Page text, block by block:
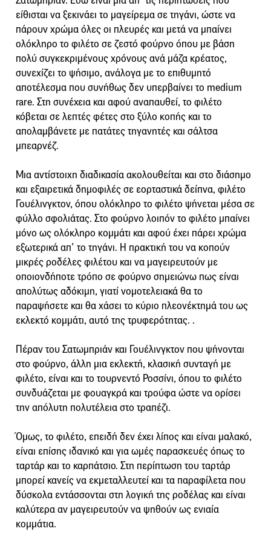
είθισται να ξεκινάει το μαγείρεμα σε τηγάνι, ώστε να
πάρουν χρώμα όλες οι πλευρές και μετά να μπαίνει
ολόκληρο το φιλέτο σε ζεστό φούρνο όπου με βάση
πολύ συγκεκριμένους χρόνους ανά μάζα κρέατος,
συνεχίζει το ψήσιμο, ανάλογα με το επιθυμητό
αποτέλεσμα που συνήθως δεν υπερβαίνει το medium
rare. Στη συνέχεια και αφού αναπαυθεί, το φιλέτο
κόβεται σε λεπτές φέτες στο ξύλο κοπής και το
απολαμβάνετε με πατάτες τηγανητές και σάλτσα
μπεαρνέζ.
Μια αντίστοιχη διαδικασία ακολουθείται και στο διάσημο
και εξαιρετικά δημοφιλές σε εορταστικά δείπνα, φιλέτο
Γουέλινγκτον, όπου ολόκληρο το φιλέτο ψήνεται μέσα σε
φύλλο σφολιάτας. Στο φούρνο λοιπόν το φιλέτο μπαίνει
μόνο ως ολόκληρο κομμάτι και αφού έχει πάρει χρώμα
εξωτερικά απ’ το τηγάνι. Η πρακτική του να κοπούν
μικρές ροδέλες φιλέτου και να μαγειρευτούν με
οποιονδήποτε τρόπο σε φούρνο σημειώνω πως είναι
απολύτως αδόκιμη, γιατί νομοτελειακά θα το
παραψήσετε και θα χάσει το κύριο πλεονέκτημά του ως
εκλεκτό κομμάτι, αυτό της τρυφερότητας. .
Πέραν του Σατωμπριάν και Γουέλινγκτον που ψήνονται
στο φούρνο, άλλη μια εκλεκτή, κλασική συνταγή με
φιλέτο, είναι και το τουρνεντό Ροσσίνι, όπου το φιλέτο
συνδυάζεται με φουαγκρά και τρούφα ώστε να ορίσει
την απόλυτη πολυτέλεια στο τραπέζι.
Όμως, το φιλέτο, επειδή δεν έχει λίπος και είναι μαλακό,
είναι επίσης ιδανικό και για ωμές παρασκευές όπως το
ταρτάρ και το καρπάτσιο. Στη περίπτωση του ταρτάρ
μπορεί κανείς να εκμεταλλευτεί και τα παραφίλετα που
δύσκολα εντάσσονται στη λογική της ροδέλας και είναι
καλύτερα αν μαγειρευτούν να ψηθούν ως ενιαία
κομμάτια.